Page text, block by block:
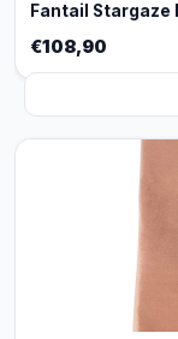
Fantail Stargaze
€108,90